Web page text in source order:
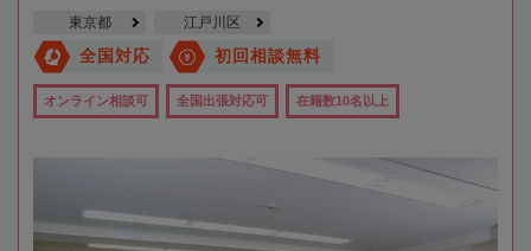
東京都 江戸川区
全国対応 初回相談無料
オンライン相談可 全国出張対応可 在籍数10名以上